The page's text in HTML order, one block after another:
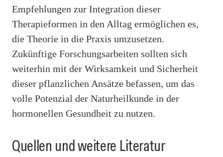
Empfehlungen zur Integration dieser
Therapieformen in den Alltag ermöglichen es,
die Theorie in die Praxis umzusetzen.
Zukünftige Forschungsarbeiten sollten sich
weiterhin mit der Wirksamkeit und Sicherheit
dieser pflanzlichen Ansätze befassen, um das
volle Potenzial der Naturheilkunde in der
hormonellen Gesundheit zu nutzen.
Quellen und weitere Literatur